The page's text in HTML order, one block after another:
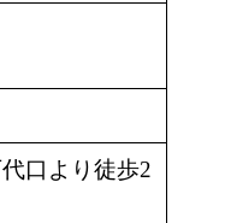
口より徒歩2